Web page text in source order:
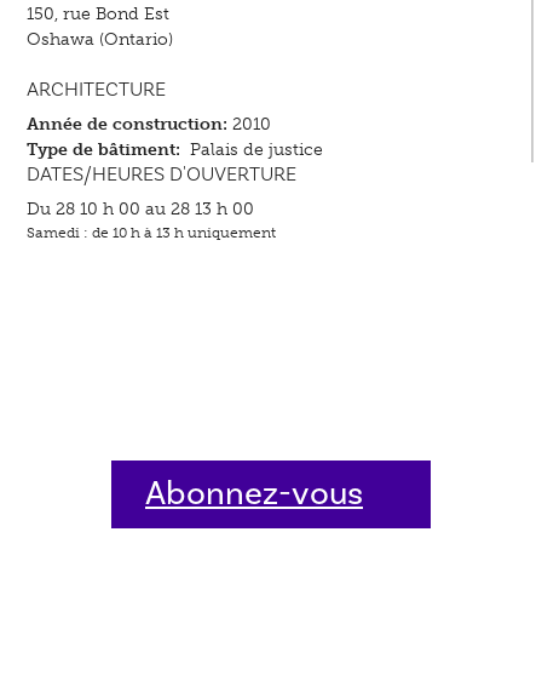
150, rue Bond Est
Oshawa (Ontario)
ARCHITECTURE
Année de construction: 2010
Type de bâtiment: Palais de justice
DATES/HEURES D'OUVERTURE
Du 28 10 h 00 au 28 13 h 00
Samedi : de 10 h à 13 h uniquement
Abonnez-vous